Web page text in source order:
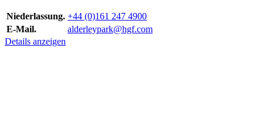
Niederlassung. +44 (0)161 247 4900
E-Mail.
alderleypark@hgf.com
Details anzeigen